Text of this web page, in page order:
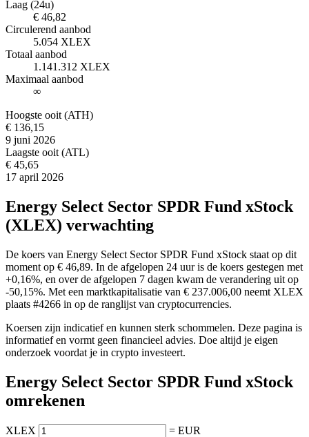
Laag (24u)
€ 46,82
Circulerend aanbod
5.054 XLEX
Totaal aanbod
1.141.312 XLEX
Maximaal aanbod
∞
Hoogste ooit (ATH)
€ 136,15
9 juni 2026
Laagste ooit (ATL)
€ 45,65
17 april 2026
Energy Select Sector SPDR Fund xStock
(XLEX) verwachting
De koers van Energy Select Sector SPDR Fund xStock staat op dit
moment op € 46,89. In de afgelopen 24 uur is de koers gestegen met
+0,16%, en over de afgelopen 7 dagen kwam de verandering uit op
-50,15%. Met een marktkapitalisatie van € 237.006,00 neemt XLEX
plaats #4266 in op de ranglijst van cryptocurrencies.
Koersen zijn indicatief en kunnen sterk schommelen. Deze pagina is
informatief en vormt geen financieel advies. Doe altijd je eigen
onderzoek voordat je in crypto investeert.
Energy Select Sector SPDR Fund xStock
omrekenen
XLEX = EUR